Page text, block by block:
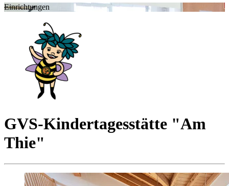
Einrichtungen
GVS-Kindertagesstätte "Am
Thie"